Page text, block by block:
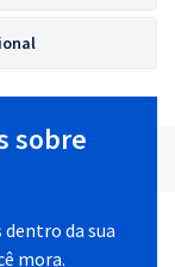
sobre
da sua
mora.